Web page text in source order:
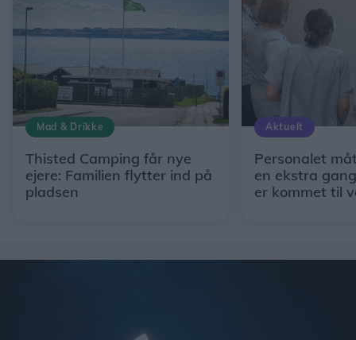
Mad & Drikke
Thisted Camping får nye
ejere: Familien flytter ind på
pladsen
Aktuelt
Personalet
en ekstra
er kommet til